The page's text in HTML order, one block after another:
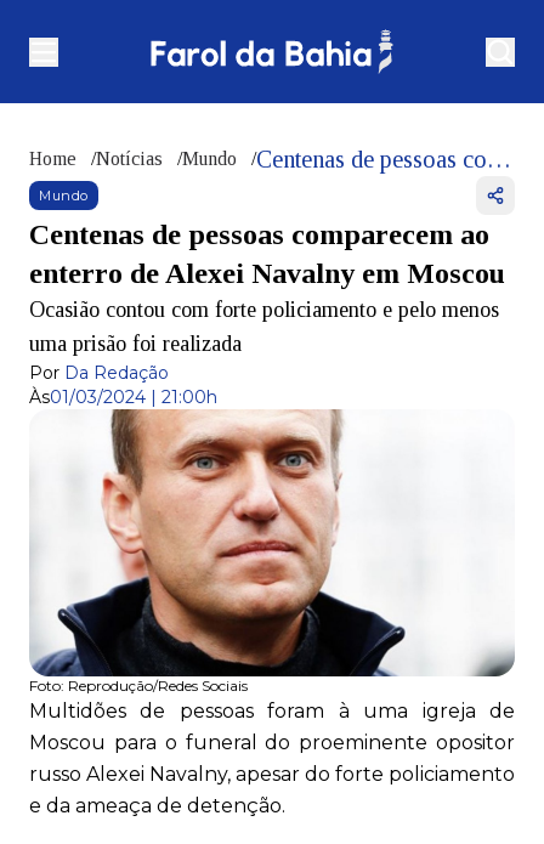
Home /Notícias /Mundo / Centenas de pessoas comparecem ao enterro de Alexei Navalny em Moscou
Mundo
Centenas de pessoas comparecem ao
enterro de Alexei Navalny em Moscou
Ocasião contou com forte policiamento e pelo menos
uma prisão foi realizada
Por Da Redação
Às01/03/2024 | 21:00h
Foto: Reprodução/Redes Sociais
Multidões de pessoas foram à uma igreja de
Moscou para o funeral do proeminente opositor
russo Alexei Navalny, apesar do forte policiamento
e da ameaça de detenção.